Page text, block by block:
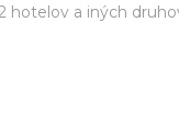
hotelov a iných